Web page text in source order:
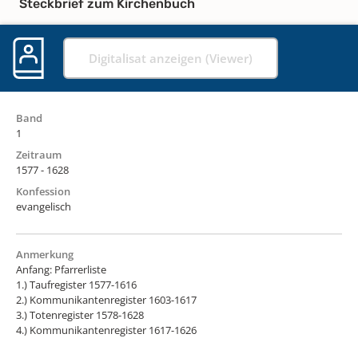
Steckbrief zum Kirchenbuch
Digitalisat anzeigen (Viewer)
Band
1
Zeitraum
1577 - 1628
Konfession
evangelisch
Anmerkung
Anfang: Pfarrerliste
1.) Taufregister 1577-1616
2.) Kommunikantenregister 1603-1617
3.) Totenregister 1578-1628
4.) Kommunikantenregister 1617-1626